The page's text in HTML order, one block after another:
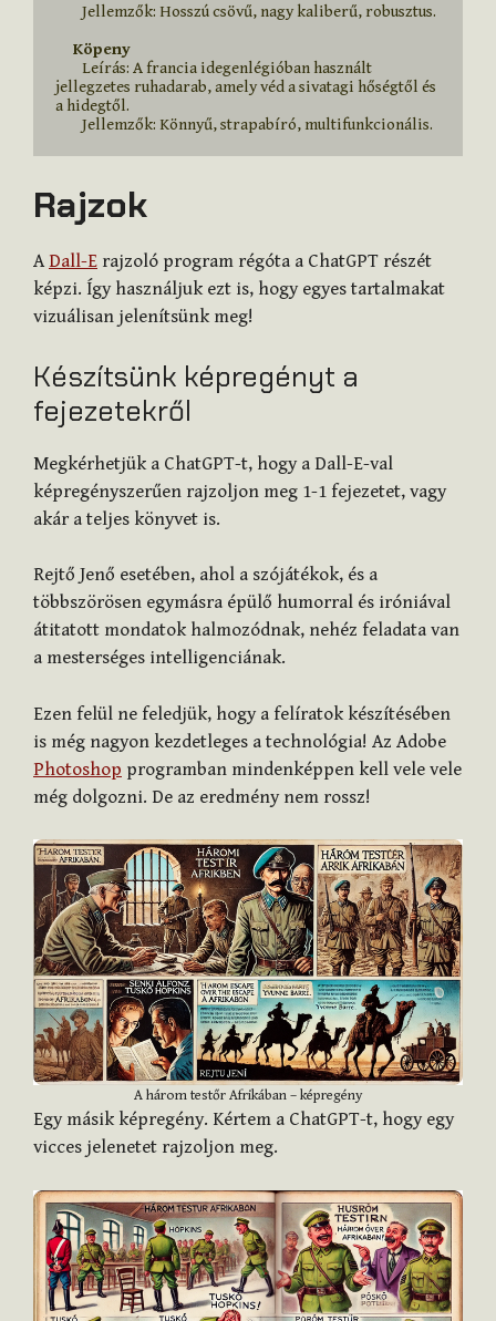
    Köpeny
jellegzetes ruhadarab, amely véd a sivatagi hőségtől és
a hidegtől.
        Jellemzők: Könnyű, strapabíró, multifunkcionális.
Rajzok
A Dall-E rajzoló program régóta a ChatGPT részét
képzi. Így használjuk ezt is, hogy egyes tartalmakat
vizuálisan jelenítsünk meg!
Készítsünk képregényt a
fejezetekről
Megkérhetjük a ChatGPT-t, hogy a Dall-E-val
képregényszerűen rajzoljon meg 1-1 fejezetet, vagy
akár a teljes könyvet is.
Rejtő Jenő esetében, ahol a szójátékok, és a
többszörösen egymásra épülő humorral és iróniával
átitatott mondatok halmozódnak, nehéz feladata van
a mesterséges intelligenciának.
Ezen felül ne feledjük, hogy a felíratok készítésében
is még nagyon kezdetleges a technológia! Az Adobe
Photoshop programban mindenképpen kell vele vele
még dolgozni. De az eredmény nem rossz!
A három testőr Afrikában – képregény
Egy másik képregény. Kértem a ChatGPT-t, hogy egy
vicces jelenetet rajzoljon meg.